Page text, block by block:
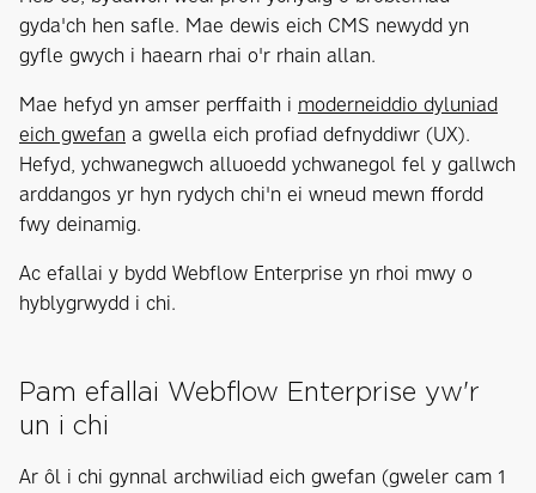
gyda'ch hen safle. Mae dewis eich CMS newydd yn
gyfle gwych i haearn rhai o'r rhain allan.
Mae hefyd yn amser perffaith i moderneiddio dyluniad
eich gwefan a gwella eich profiad defnyddiwr (UX).
Hefyd, ychwanegwch alluoedd ychwanegol fel y gallwch
arddangos yr hyn rydych chi'n ei wneud mewn ffordd
fwy deinamig.
Ac efallai y bydd Webflow Enterprise yn rhoi mwy o
hyblygrwydd i chi.
Pam efallai Webflow Enterprise yw'r
un i chi
Ar ôl i chi gynnal archwiliad eich gwefan (gweler cam 1